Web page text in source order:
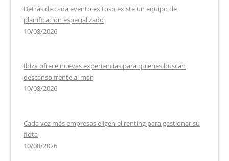
Detrás de cada evento exitoso existe un equipo de
planificación especializado
10/08/2026
Ibiza ofrece nuevas experiencias para quienes buscan
descanso frente al mar
10/08/2026
Cada vez más empresas eligen el renting para gestionar su
flota
10/08/2026